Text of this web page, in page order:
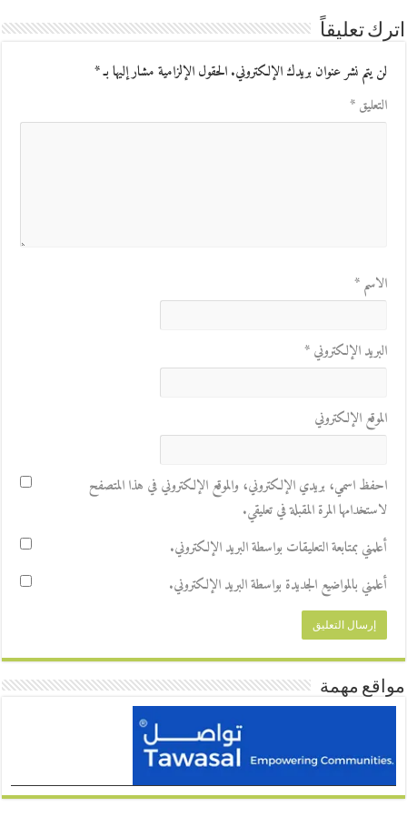
اترك تعليقاً
لن يتم نشر عنوان بريدك الإلكتروني.الحقول الإلزامية مشار إليها بـ*
التعليق*
الاسم*
البريد الإلكتروني*
الموقع الإلكتروني
احفظ اسمي، بريدي الإلكتروني، والموقع الإلكتروني في هذا المتصفح
لاستخدامها المرة المقبلة في تعليقي.
أعلمني بمتابعة التعليقات بواسطة البريد الإلكتروني.
أعلمني بالمواضيع الجديدة بواسطة البريد الإلكتروني.
مواقع مهمة